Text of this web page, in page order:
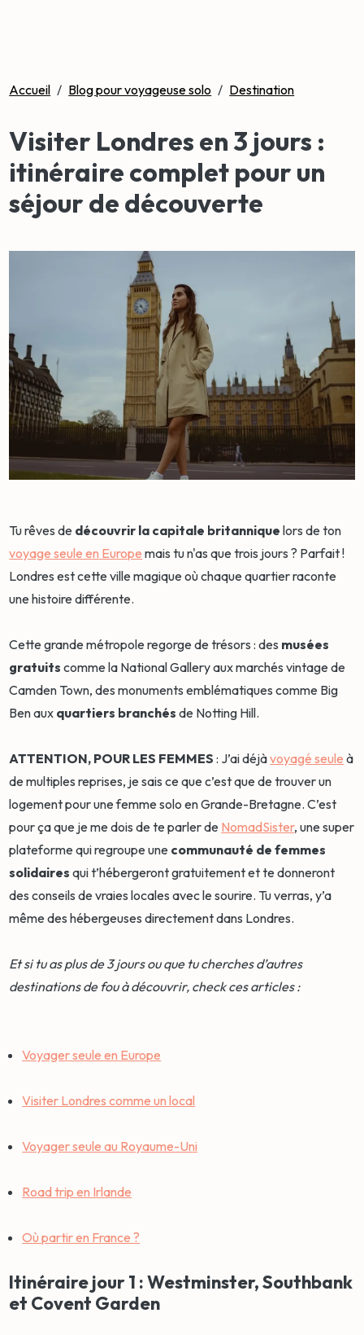
Accueil / Blog pour voyageuse solo / Destination
Visiter Londres en 3 jours :
itinéraire complet pour un
séjour de découverte
Tu rêves de découvrir la capitale britanniquelors de ton
voyage seule en Europe mais tu n'as que trois jours ? Parfait !
Londres est cette ville magique où chaque quartier raconte
une histoire différente.
Cette grande métropole regorge de trésors : des musées
gratuits comme la National Gallery aux marchés vintage de
Camden Town, des monuments emblématiques comme Big
Ben aux quartiers branchés de Notting Hill.
ATTENTION, POUR LES FEMMES : J’ai déjàvoyagé seule à
de multiples reprises, je sais ce que c’est que de trouver un
logement pour une femme solo en Grande-Bretagne. C’est
pour ça que je me dois de te parler de NomadSister, une super
plateforme qui regroupe une communauté de femmes
solidaires qui t’hébergeront gratuitement et te donneront
des conseils de vraies locales avec le sourire. Tu verras, y’a
même des hébergeuses directement dans Londres.
Et si tu as plus de 3 jours ou que tu cherches d’autres
destinations de fou à découvrir, check ces articles :
Voyager seule en Europe
Visiter Londres comme un local
Voyager seule au Royaume-Uni
Road trip en Irlande
Où partir en France ?
Itinéraire jour 1 : Westminster, Southbank
et Covent Garden